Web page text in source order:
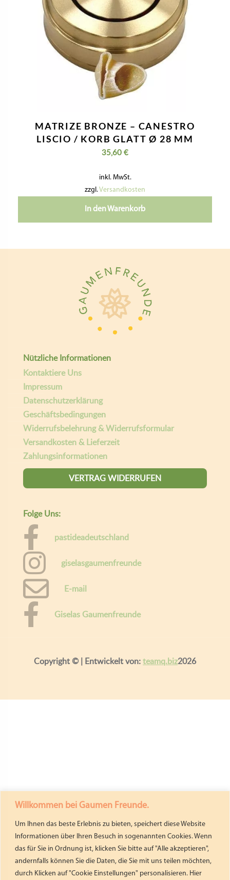
Willkommen bei Gaumen Freunde.
Um Ihnen das beste Erlebnis zu bieten, speichert diese Website
Informationen über Ihren Besuch in sogenannten Cookies. Wenn
das für Sie in Ordnung ist, klicken Sie bitte auf "Alle akzeptieren",
andernfalls können Sie die Daten, die Sie mit uns teilen möchten,
durch Klicken auf "Cookie Einstellungen" personalisieren. Hier
MATRIZE BRONZE – CANESTRO
LISCIO / KORB GLATT Ø 28 MM
35,60 €
inkl. MwSt.
zzgl.Versandkosten
In den Warenkorb
Nützliche Informationen
Kontaktiere Uns
Impressum
Datenschutzerklärung
Geschäftsbedingungen
Widerrufsbelehrung & Widerrufsformular
Versandkosten & Lieferzeit
Zahlungsinformationen
VERTRAG WIDERRUFEN
Folge Uns:
pastideadeutschland
giselasgaumenfreunde
E-mail
Giselas Gaumenfreunde
Copyright © | Entwickelt von:teamq.biz2026